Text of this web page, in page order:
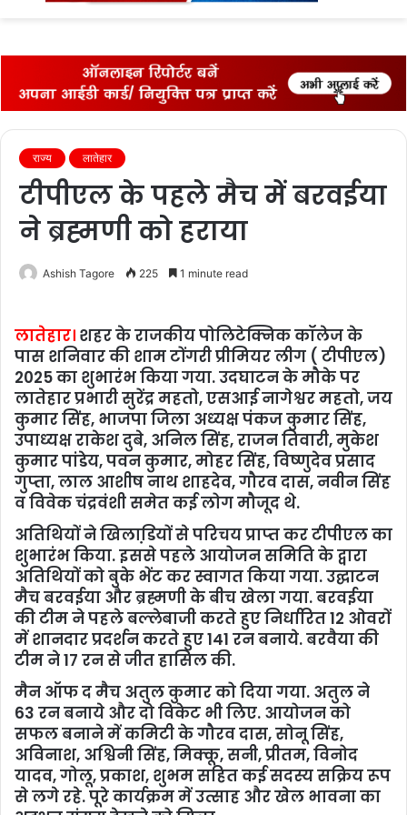
राज्‍य लातेहार
टीपीएल के पहले मैच में बरवईया
ने ब्रह्मणी को हराया
Ashish Tagore 225 1 minute read
लातेहार। शहर के राजकीय पोलिटेक्निक कॉलेज के
पास शनिवार की शाम टोंगरी प्रीमियर लीग ( टीपीएल)
2025 का शुभारंभ किया गया. उदघाटन के मौके पर
लातेहार प्रभारी सुरेंद्र महतो, एसआई नागेश्वर महतो, जय
कुमार सिंह, भाजपा जिला अध्‍यक्ष पंकज कुमार सिंह,
उपाध्‍यक्ष राकेश दुबे, अनिल सिंह, राजन तिवारी, मुकेश
कुमार पांडेय, पवन कुमार, मोहर सिंह, विष्‍णुदेव प्रसाद
गुप्‍ता, लाल आशीष नाथ शाहदेव, गौरव दास, नवीन सिंह
व विवेक चंद्रवंशी समेत कई लोग मौजूद थे.
अतिथियों ने खिलाडि़यों से परिचय प्राप्‍त कर टीपीएल का
शुभारंभ किया. इससे पहले आयोजन समिति के द्वारा
अतिथियों को बुके भेंट कर स्‍वागत किया गया. उद्घाटन
मैच बरवईया और ब्रह्मणी के बीच खेला गया. बरवईया
की टीम ने पहले बल्लेबाजी करते हुए निर्धारित 12 ओवरों
में शानदार प्रदर्शन करते हुए 141 रन बनाये. बरवैया की
टीम ने 17 रन से जीत हासिल की.
मैन ऑफ द मैच अतुल कुमार को दिया गया. अतुल ने
63 रन बनाये और दो विकेट भी लिए. आयोजन को
सफल बनाने में कमिटी के गौरव दास, सोनू सिंह,
अविनाश, अश्विनी सिंह, मिक्कू, सनी, प्रीतम, विनोद
यादव, गोलू, प्रकाश, शुभम सहित कई सदस्य सक्रिय रूप
से लगे रहे. पूरे कार्यक्रम में उत्साह और खेल भावना का